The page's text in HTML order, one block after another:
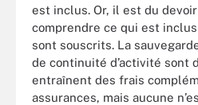
est inclus. Or, il est du
comprendre ce qui est
sont souscrits. La
de continuité d’activité sont
entraînent des frais
assurances, mais aucune